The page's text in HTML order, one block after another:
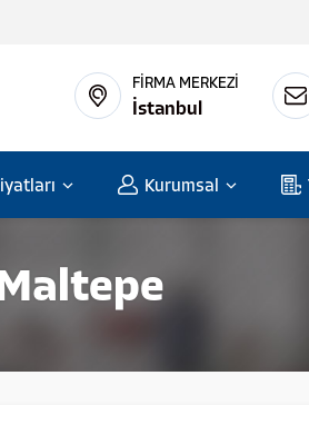
FİRMA MERKEZİ
İstanbul
Kurumsal